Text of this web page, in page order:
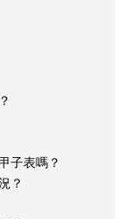
子表嗎？
？